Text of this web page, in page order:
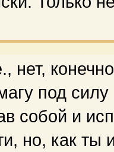
нет,
под
собой и
но, как ты